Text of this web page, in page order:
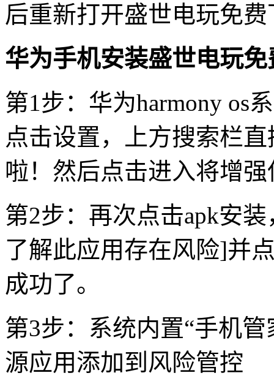
后重新打开盛世电玩免
华为手机安装盛世电玩免
第1步：华为harmony os
点击设置，上方搜索栏
啦！然后点击进入将增
第2步：再次点击apk安
了解此应用存在风险]并
成功了。
第3步：系统内置“手机
源应用添加到风险管控